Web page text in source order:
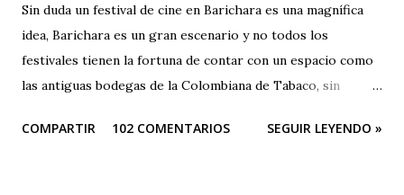
Sin duda un festival de cine en Barichara es una magnífica
idea, Barichara es un gran escenario y no todos los
festivales tienen la fortuna de contar con un espacio como
las antiguas bodegas de la Colombiana de Tabaco, sin
lástima que las buenas intenciones de sus organizadores se
COMPARTIR 102 COMENTARIOS SEGUIR LEYENDO »